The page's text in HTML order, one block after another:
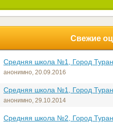
Свежие
Средняя школа №1, Город Туран
анонимно, 20.09.2016
Средняя школа №1, Город Туран
анонимно, 29.10.2014
Средняя школа №2, Город Туран